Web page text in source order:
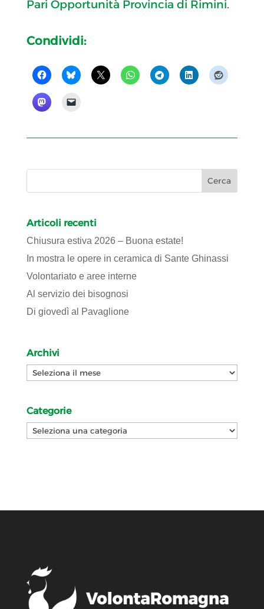
Pari Opportunità Provincia di Rimini.
Condividi:
Articoli recenti
Chiusura estiva 2026 – Buona estate!
In mostra le opere in ceramica di Sante Ghinassi
Volontariato e aree interne
Al servizio dei bisognosi
Di giovedì al Pavaglione
Archivi
Archivi
Categorie
Categorie